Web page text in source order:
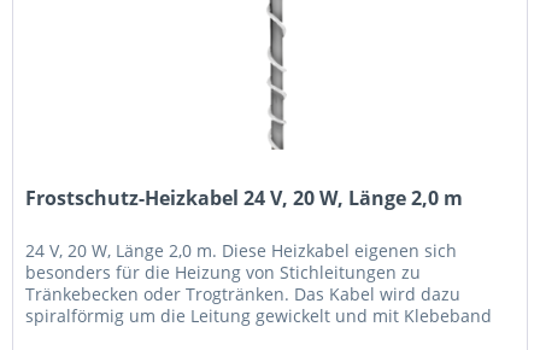
Frostschutz-Heizkabel 24 V, 20 W, Länge 2,0 m
24 V, 20 W, Länge 2,0 m. Diese Heizkabel eigenen sich
besonders für die Heizung von Stichleitungen zu
Tränkebecken oder Trogtränken. Das Kabel wird dazu
spiralförmig um die Leitung gewickelt und mit Klebeband